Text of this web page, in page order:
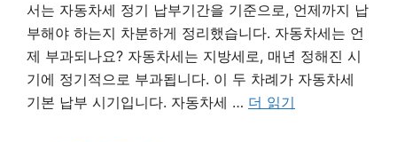
서는 자동차세 정기 납부기간을 기준으로, 언제까지 납
부해야 하는지 차분하게 정리했습니다. 자동차세는 언
제 부과되나요? 자동차세는 지방세로, 매년 정해진 시
기에 정기적으로 부과됩니다. 이 두 차례가 자동차세
기본 납부 시기입니다. 자동차세 … 더 읽기